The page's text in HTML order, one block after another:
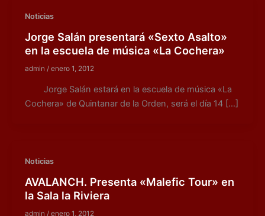
Noticias
Jorge Salán presentará «Sexto Asalto»
en la escuela de música «La Cochera»
admin / enero 1, 2012
Jorge Salán estará en la escuela de música «La
Cochera» de Quintanar de la Orden, será el día 14 […]
Noticias
AVALANCH. Presenta «Malefic Tour» en
la Sala la Riviera
admin / enero 1, 2012